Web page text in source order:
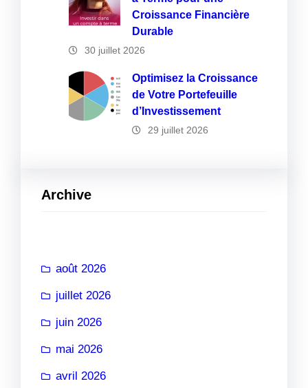
Croissance Financière
Durable
30 juillet 2026
Optimisez la Croissance
de Votre Portefeuille
d’Investissement
29 juillet 2026
Archive
août 2026
juillet 2026
juin 2026
mai 2026
avril 2026